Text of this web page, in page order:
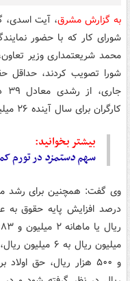
به گزارش مشرق، آیت اسدی،
شورای کار که با حضور
محمد شریعتمداری وزیر
کارگران برای سال آینده ۲۶ میلیون و ۵۵۴ هزار و ۹۳۵ ریال خواهد بود.
بیشتر بخوانید:
سهمدستمزددر تورم کمتر از